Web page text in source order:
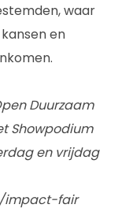
waar
en
Duurzaam
Showpodium
en vrijdag
impact-fair